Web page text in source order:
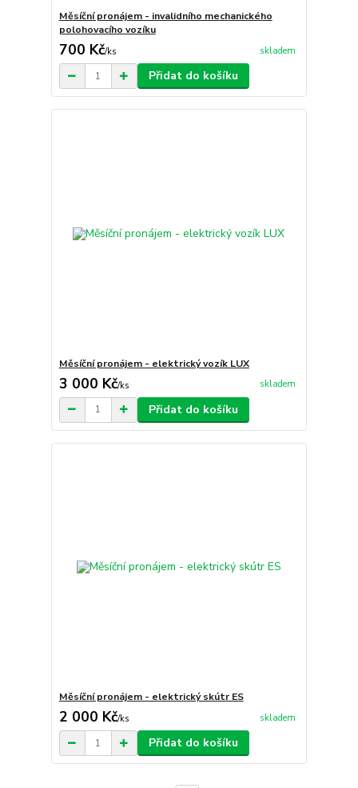
Měsíční pronájem - invalidního mechanického
polohovacího vozíku
700 Kč/ks skladem
Přidat do košíku
Měsíční pronájem - elektrický vozík LUX
3 000 Kč/ks skladem
Přidat do košíku
Měsíční pronájem - elektrický skútr ES
2 000 Kč/ks skladem
Přidat do košíku